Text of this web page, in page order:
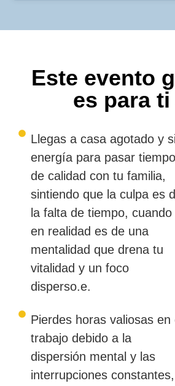
Este evento
es para
Llegas a casa agotado y
energía para pasar tiempo
de calidad con tu familia,
sintiendo que la culpa es
la falta de tiempo, cuando
en realidad es de una
mentalidad que drena tu
vitalidad y un foco
disperso.e.
Pierdes horas valiosas en
trabajo debido a la
dispersión mental y las
interrupciones constantes,